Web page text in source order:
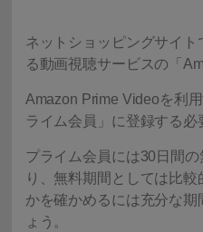
ネットショッピングサイ
る動画視聴サービスの「
Amazon Prime Videoを利
ライム会員」に登録する必
プライム会員には30日間
り、無料期間としては比
かを確かめるには充分な
ょう。